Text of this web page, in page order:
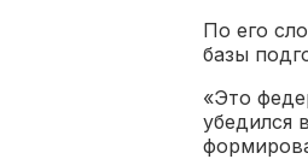
По его
базы
«Это
убедился